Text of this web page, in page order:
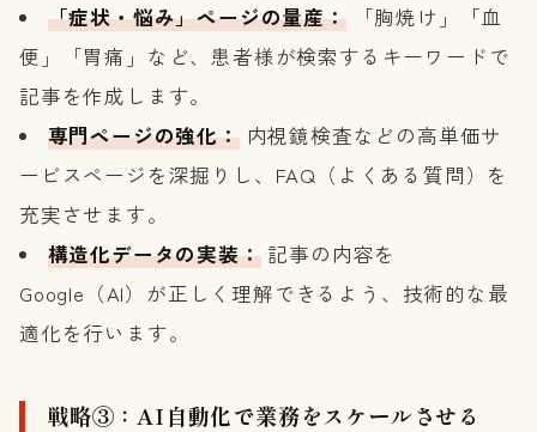
「症状・悩み」ページの量産：「胸焼け」「血
便」「胃痛」など、患者様が検索するキーワードで
記事を作成します。
専門ページの強化：内視鏡検査などの高単価サ
ービスページを深掘りし、FAQ（よくある質問）を
充実させます。
構造化データの実装：記事の内容を
Google（AI）が正しく理解できるよう、技術的な最
適化を行います。
戦略③：AI自動化で業務をスケールさせる